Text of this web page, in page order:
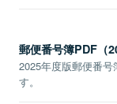
郵便番号簿PDF（
2025年度版郵便番
す。